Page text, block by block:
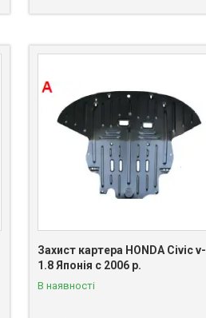
Захист картера HONDA Civic v-
1.8 Японія c 2006 р.
В наявності